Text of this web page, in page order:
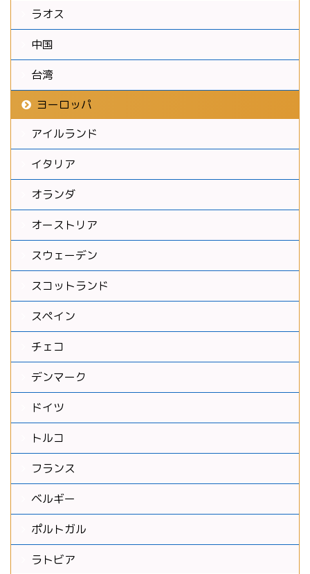
ラオス
中国
台湾
ヨーロッパ
アイルランド
イタリア
オランダ
オーストリア
スウェーデン
スコットランド
スペイン
チェコ
デンマーク
ドイツ
トルコ
フランス
ベルギー
ポルトガル
ラトビア